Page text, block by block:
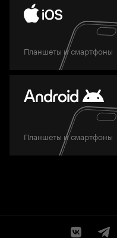
Планшеты и смартфоны
Планшеты и смартфоны